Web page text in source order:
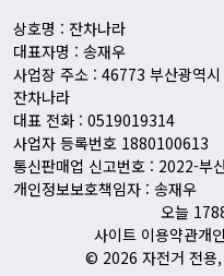
상호명 : 잔차나라
대표자명 : 송재우
사업장 주소 : 46773 부산광역
잔차나라
대표 전화 : 0519019314
사업자 등록번호 1880100613
통신판매업 신고번호 : 2022-부
개인정보보호책임자 : 송재우
오늘
사이트 이용약관개
© 2026 자전거 전용,